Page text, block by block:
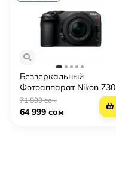
Беззеркальный
Фотоаппарат Nikon Z30
Kit 16-50mm f/3.5-6.3
71 899 сом
64 999 сом